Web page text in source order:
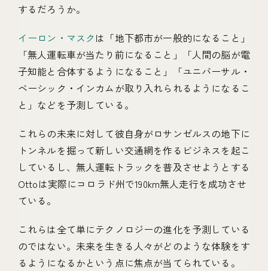
するだろうか。
イーロン・マスク は「地下都市が一般的になること」
「無人運転車が当たり前になること」「人間の脳が電
子知能と合体するようになること」「ユニバーサル・
ベーシック・インカムが取り入れられるようになるこ
と」などを予測している。
これらの未来に対して彼自身がロサンゼルスの地下に
トンネルを掘って新しい交通網を作るビジネスを起こ
しているし、無人運転トラックを普及させようとする
Ottoは実際にコロラド州で190km無人走行を成功させ
ている。
これらは全て単にテクノロジーの進化を予測している
のではない。未来を生きる人々がどのような体験をす
るようになるかという点に焦点が当てられている。